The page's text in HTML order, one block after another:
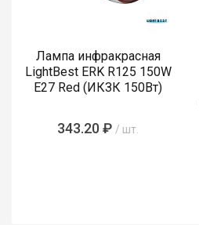
Лампа инфракрасная
LightBest ERK R125 150W
E27 Red (ИКЗК 150Вт)
343.20 ₽ / шт.